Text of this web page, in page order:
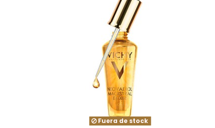
Fuera de stock